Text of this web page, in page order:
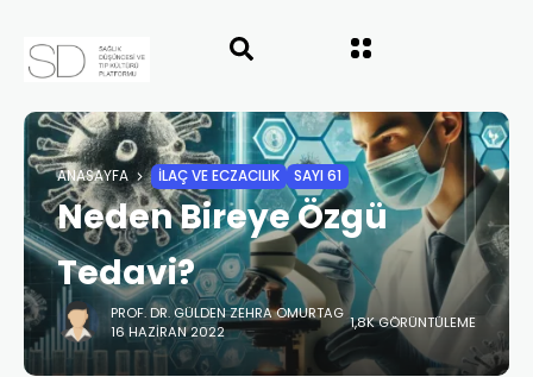
ANASAYFA İLAÇ VE ECZACILIK SAYI 61
Neden Bireye Özgü
Tedavi?
PROF. DR. GÜLDEN ZEHRA OMURTAG
16 HAZIRAN 2022
1,8K GÖRÜNTÜLEME